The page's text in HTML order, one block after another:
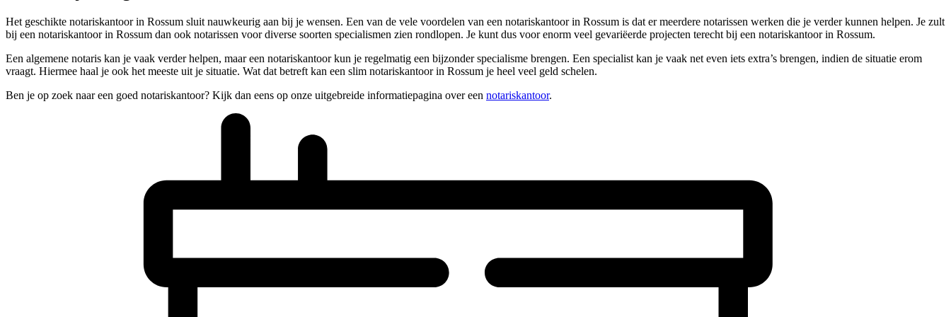
Het geschikte notariskantoor in Rossum sluit nauwkeurig aan bij je wensen. Een van de vele voordelen van een notariskantoor in Rossum is dat er meerdere notarissen werken die je verder kunnen helpen. Je zult
bij een notariskantoor in Rossum dan ook notarissen voor diverse soorten specialismen zien rondlopen. Je kunt dus voor enorm veel gevariëerde projecten terecht bij een notariskantoor in Rossum.
Een algemene notaris kan je vaak verder helpen, maar een notariskantoor kun je regelmatig een bijzonder specialisme brengen. Een specialist kan je vaak net even iets extra’s brengen, indien de situatie erom
vraagt. Hiermee haal je ook het meeste uit je situatie. Wat dat betreft kan een slim notariskantoor in Rossum je heel veel geld schelen.
Ben je op zoek naar een goed notariskantoor? Kijk dan eens op onze uitgebreide informatiepagina over een notariskantoor.